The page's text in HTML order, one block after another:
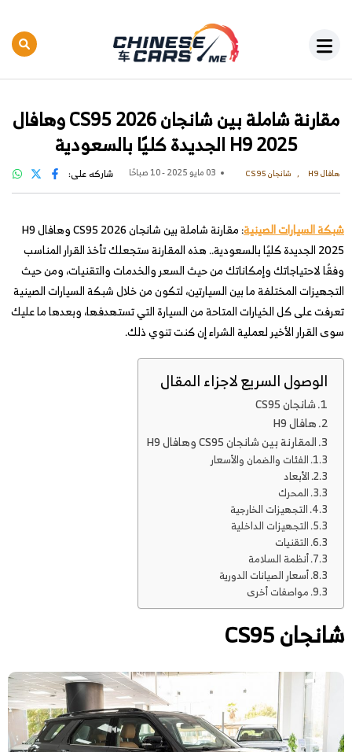
مقارنة شاملة بين شانجان CS95 2026 وهافال
H9 2025 الجديدة كليًا بالسعودية
هافال H9 شانجان CS95 03 مايو 2025 - 10 صباحًا شاركه على:
شبكة السيارات الصينية
: مقارنة شاملة بين شانجان CS95 2026 وهافال H9
2025 الجديدة كليًا بالسعودية.. هذه المقارنة ستجعلك تأخذ القرار المناسب
وفقًا لاحتياجاتك وإمكاناتك من حيث السعر والخدمات والتقنيات، ومن حيث
التجهيزات المختلفة ما بين السيارتين، لتكون من خلال شبكة السيارات الصينية
تعرفت على كل الخيارات المتاحة من السيارة التي تستهدفها، وبعدها ما عليك
سوى القرار الأخير لعملية الشراء إن كنت تنوي ذلك.
الوصول السريع لاجزاء المقال
شانجان CS95
هافال H9
المقارنة بين شانجان CS95 وهافال H9
الفئات والضمان والأسعار
الأبعاد
المحرك
التجهيزات الخارجية
التجهيزات الداخلية
التقنيات
أنظمة السلامة
أسعار الصيانات الدورية
مواصفات أخرى
شانجان CS95